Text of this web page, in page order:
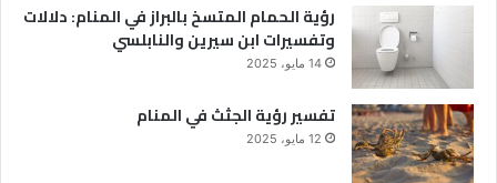
رؤية الحمام المتسخ بالبراز في المنام: دلالات
وتفسيرات ابن سيرين والنابلسي
14 مايو، 2025
تفسير رؤية الجثث في المنام
12 مايو، 2025